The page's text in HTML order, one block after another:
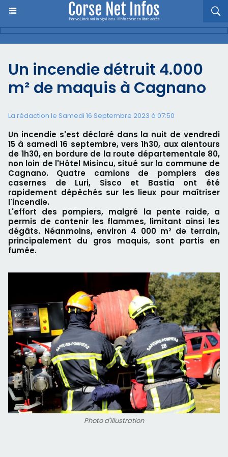
Un incendie détruit 4.000
m² de maquis à Cagnano
La rédaction le Samedi 16 Septembre 2023 à 07:50
Un incendie s'est déclaré dans la nuit de vendredi
15 à samedi 16 septembre, vers 1h30, aux alentours
de 1h30, en bordure de la route départementale 80,
non loin de l'Hôtel Misincu, situé sur la commune de
Cagnano. Quatre camions de pompiers des
casernes de Luri, Sisco et Bastia ont été
rapidement dépêchés sur les lieux pour maîtriser
l'incendie.
L'effort des pompiers, malgré la pente raide, a
permis de contenir les flammes, limitant ainsi les
dégâts. Néanmoins, environ 4 000 m² de terrain,
principalement du gros maquis, sont partis en
fumée.
Photo d'illustration